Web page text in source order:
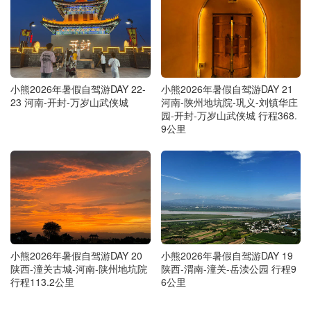
小熊2026年暑假自驾游DAY 22-
23 河南-开封-万岁山武侠城
小熊2026年暑假自驾游DAY 21
河南-陕州地坑院-巩义-刘镇华庄
园-开封-万岁山武侠城 行程368.
9公里
小熊2026年暑假自驾游DAY 20
陕西-潼关古城-河南-陕州地坑院
行程113.2公里
小熊2026年暑假自驾游DAY 19
陕西-渭南-潼关-岳渎公园 行程9
6公里